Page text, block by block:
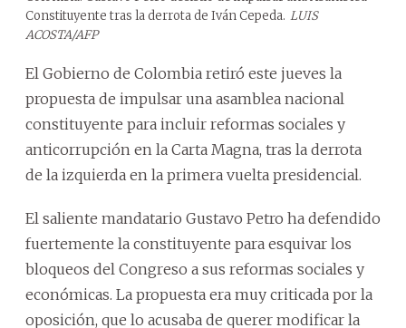
Constituyente tras la derrota de Iván Cepeda. LUIS
ACOSTA/AFP
El Gobierno de Colombia retiró este jueves la
propuesta de impulsar una asamblea nacional
constituyente para incluir reformas sociales y
anticorrupción en la Carta Magna, tras la derrota
de la izquierda en la primera vuelta presidencial.
El saliente mandatario Gustavo Petro ha defendido
fuertemente la constituyente para esquivar los
bloqueos del Congreso a sus reformas sociales y
económicas. La propuesta era muy criticada por la
oposición, que lo acusaba de querer modificar la